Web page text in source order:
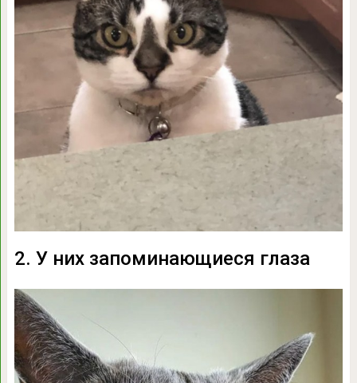
2. У них запоминающиеся глаза